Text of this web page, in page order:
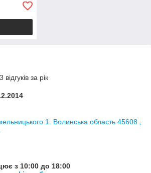
за рік
1. Волинська область 45608 ,
з 10:00 до 18:00